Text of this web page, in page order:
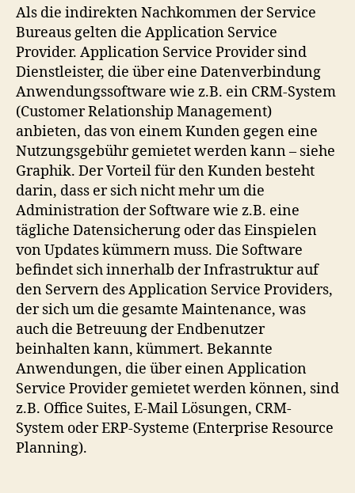
Provider?
Als die indirekten Nachkommen der Service
Bureaus gelten die Application Service
Provider. Application Service Provider sind
Dienstleister, die über eine Datenverbindung
Anwendungssoftware wie z.B. ein CRM-System
(Customer Relationship Management)
anbieten, das von einem Kunden gegen eine
Nutzungsgebühr gemietet werden kann – siehe
Graphik. Der Vorteil für den Kunden besteht
darin, dass er sich nicht mehr um die
Administration der Software wie z.B. eine
tägliche Datensicherung oder das Einspielen
von Updates kümmern muss. Die Software
befindet sich innerhalb der Infrastruktur auf
den Servern des Application Service Providers,
der sich um die gesamte Maintenance, was
auch die Betreuung der Endbenutzer
beinhalten kann, kümmert. Bekannte
Anwendungen, die über einen Application
Service Provider gemietet werden können, sind
z.B. Office Suites, E-Mail Lösungen, CRM-
System oder ERP-Systeme (Enterprise Resource
Planning).